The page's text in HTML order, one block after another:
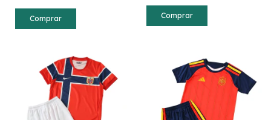
Comprar Comprar